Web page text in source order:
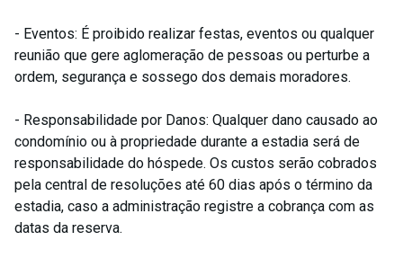
- Eventos: É proibido realizar festas, eventos ou qualquer
reunião que gere aglomeração de pessoas ou perturbe a
ordem, segurança e sossego dos demais moradores.
- Responsabilidade por Danos: Qualquer dano causado ao
condomínio ou à propriedade durante a estadia será de
responsabilidade do hóspede. Os custos serão cobrados
pela central de resoluções até 60 dias após o término da
estadia, caso a administração registre a cobrança com as
datas da reserva.